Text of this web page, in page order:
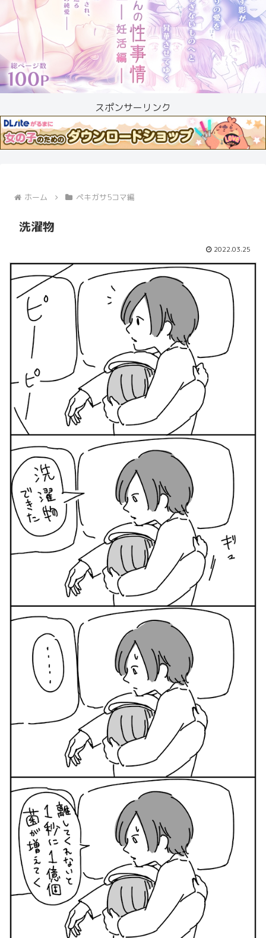
スポンサーリンク
ホーム ペキガサ5コマ編
洗濯物
2022.03.25